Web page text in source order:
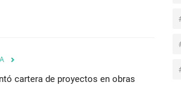
cartera de proyectos en obras